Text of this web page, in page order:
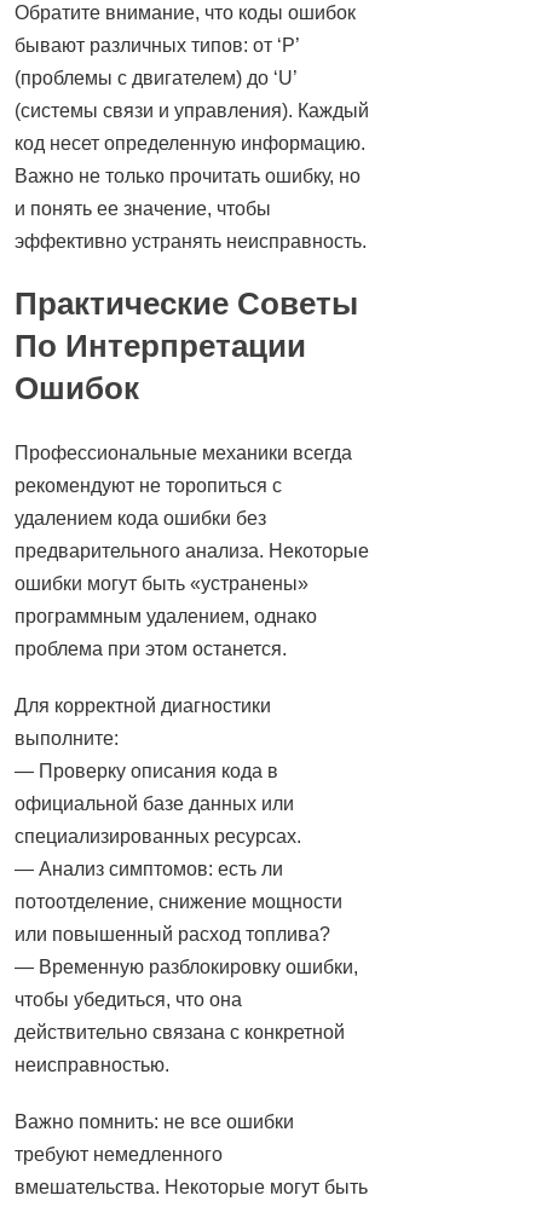
Обратите внимание, что коды ошибок
бывают различных типов: от ‘P’
(проблемы с двигателем) до ‘U’
(системы связи и управления). Каждый
код несет определенную информацию.
Важно не только прочитать ошибку, но
и понять ее значение, чтобы
эффективно устранять неисправность.
Практические Советы
По Интерпретации
Ошибок
Профессиональные механики всегда
рекомендуют не торопиться с
удалением кода ошибки без
предварительного анализа. Некоторые
ошибки могут быть «устранены»
программным удалением, однако
проблема при этом останется.
Для корректной диагностики
выполните:
— Проверку описания кода в
официальной базе данных или
специализированных ресурсах.
— Анализ симптомов: есть ли
потоотделение, снижение мощности
или повышенный расход топлива?
— Временную разблокировку ошибки,
чтобы убедиться, что она
действительно связана с конкретной
неисправностью.
Важно помнить: не все ошибки
требуют немедленного
вмешательства. Некоторые могут быть